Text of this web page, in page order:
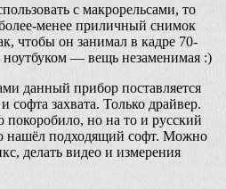
с макрорельсами, то
менее приличный снимок
чтобы он занимал в кадре 70-
— вещь незаменимая :)
данный прибор поставляется
софта захвата. Только драйвер.
покоробило, но на то и русский
нашёл подходящий софт. Можно
делать видео и измерения